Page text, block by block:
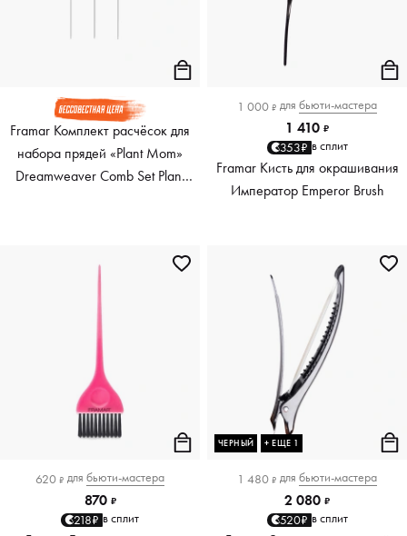
Framar Комплект расчёсок для
набора прядей «Plant Mom»
Dreamweaver Comb Set Plant
1 000 ₽ для бьюти-мастера
1 410 ₽
353₽ в сплит
Framar Кисть для окрашивания
Император Emperor Brush
620 ₽ для бьюти-мастера
870 ₽
218₽ в сплит
ЧЕРНЫЙ + ЕЩЕ 1
1 480 ₽ для бьюти-мастера
2 080 ₽
520₽ в сплит